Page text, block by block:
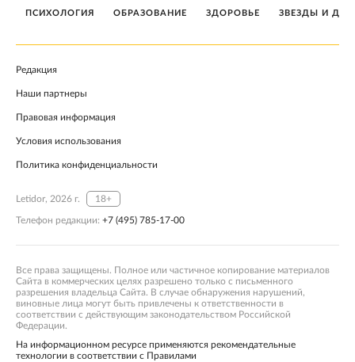
ПСИХОЛОГИЯ ОБРАЗОВАНИЕ ЗДОРОВЬЕ ЗВЕЗДЫ И
Редакция
Наши партнеры
Правовая информация
Условия использования
Политика конфиденциальности
Letidor, 2026 г. 18+
Телефон редакции: +7 (495) 785-17-00
Все права защищены. Полное или частичное копирование материалов
Сайта в коммерческих целях разрешено только с письменного
разрешения владельца Сайта. В случае обнаружения нарушений,
виновные лица могут быть привлечены к ответственности в
соответствии с действующим законодательством Российской
Федерации.
На информационном ресурсе применяются рекомендательные
технологии в соответствии с Правилами